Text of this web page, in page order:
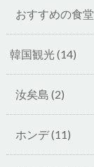
おすすめの食堂
韓国観光(14)
汝矣島 (2)
ホンデ(11)